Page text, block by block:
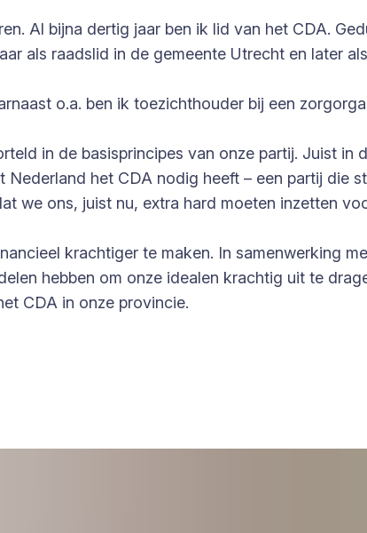
Al bijna dertig jaar ben ik lid van het CDA.
als raadslid in de gemeente Utrecht en later
o.a. ben ik toezichthouder bij een
in de basisprincipes van onze partij. Juist in
het CDA nodig heeft – een partij die
we ons, juist nu, extra hard moeten inzetten
krachtiger te maken. In samenwerking
hebben om onze idealen krachtig uit te
CDA in onze provincie.